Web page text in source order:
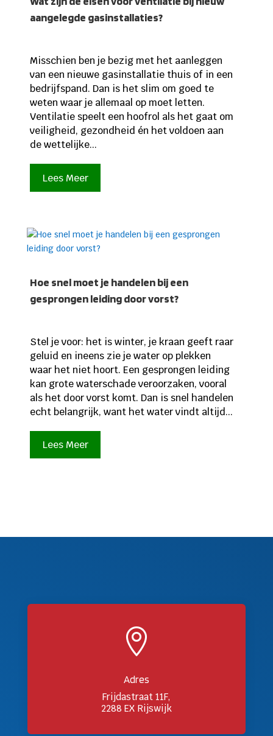
aangelegde gasinstallaties?
Misschien ben je bezig met het aanleggen
van een nieuwe gasinstallatie thuis of in een
bedrijfspand. Dan is het slim om goed te
weten waar je allemaal op moet letten.
Ventilatie speelt een hoofrol als het gaat om
veiligheid, gezondheid én het voldoen aan
de wettelijke...
Lees Meer
Hoe snel moet je handelen bij een
gesprongen leiding door vorst?
Stel je voor: het is winter, je kraan geeft raar
geluid en ineens zie je water op plekken
waar het niet hoort. Een gesprongen leiding
kan grote waterschade veroorzaken, vooral
als het door vorst komt. Dan is snel handelen
echt belangrijk, want het water vindt altijd...
Lees Meer

Adres
Frijdastraat 11F,
2288 EX Rijswijk